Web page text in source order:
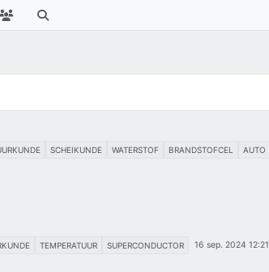
SCHEIKUNDE WATERSTOF BRANDSTOFCEL AUTO
TEMPERATUUR SUPERCONDUCTOR 16 sep. 2024 12:21